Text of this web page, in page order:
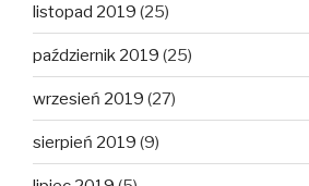
listopad 2019 (25)
październik 2019 (25)
wrzesień 2019 (27)
sierpień 2019 (9)